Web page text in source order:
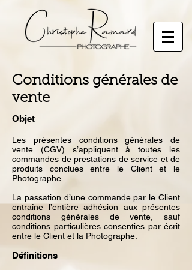
Conditions générales de
vente
Objet
Les présentes conditions générales de
vente (CGV) s’appliquent à toutes les
commandes de prestations de service et de
produits conclues entre le Client et le
Photographe.
La passation d’une commande par le Client
entraîne l’entière adhésion aux présentes
conditions générales de vente, sauf
conditions particulières consenties par écrit
entre le Client et la Photographe.
Définitions